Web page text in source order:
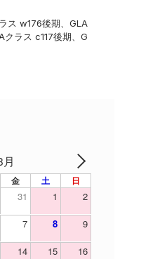
ス w176後期、GLA
クラス c117後期、G
金 土 日
31 1 2
7 8 9
14 15 16